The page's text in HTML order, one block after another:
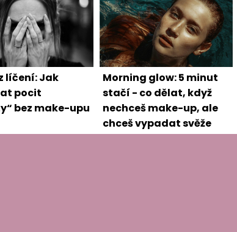
líčení: Jak
pocit
bez make-upu
Morning glow: 5 minut
stačí - co dělat, když
nechceš make-up, ale
chceš vypadat svěže